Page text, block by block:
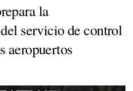
la
servicio de control
aeropuertos